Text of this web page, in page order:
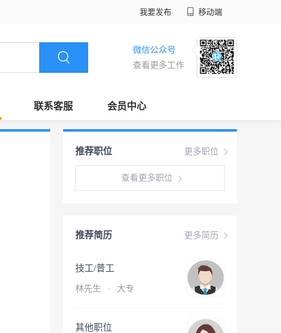
我要发布 移动端
微信公众号
查看更多工作
联系客服 会员中心
更多职位
推荐职位
查看更多职位
更多简历
推荐简历
技工/普工
林先生 · 大专
其他职位